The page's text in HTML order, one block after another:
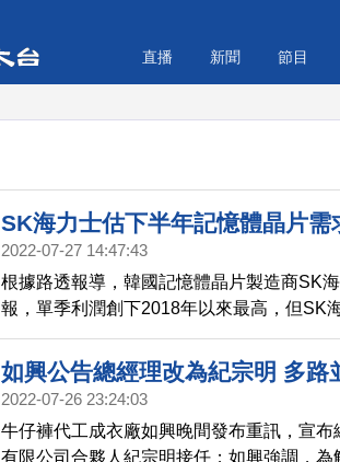
直播 新聞 節目
SK海力士估下半年記憶體晶片需
2022-07-27 14:47:43
根據路透報導，韓國記憶體晶片製造商SK
報，單季利潤創下2018年以來最高，但SK
憶體晶片需求將出現放緩，搭載記憶體晶
手機，出貨量將低於最初預期，由於客戶將
晶片需求也可能出現放緩。
如興公告總經理改為紀宗明 多路
2022-07-26 23:24:03
牛仔褲代工成衣廠如興晚間發布重訊，宣
有限公司合夥人紀宗明接任；如興強調，